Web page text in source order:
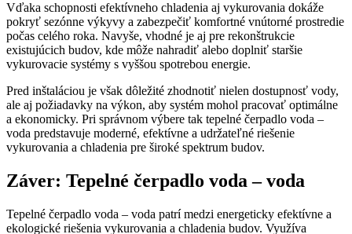
Vďaka schopnosti efektívneho chladenia aj vykurovania dokáže
pokryť sezónne výkyvy a zabezpečiť komfortné vnútorné prostredie
počas celého roka. Navyše, vhodné je aj pre rekonštrukcie
existujúcich budov, kde môže nahradiť alebo doplniť staršie
vykurovacie systémy s vyššou spotrebou energie.
Pred inštaláciou je však dôležité zhodnotiť nielen dostupnosť vody,
ale aj požiadavky na výkon, aby systém mohol pracovať optimálne
a ekonomicky. Pri správnom výbere tak tepelné čerpadlo voda –
voda predstavuje moderné, efektívne a udržateľné riešenie
vykurovania a chladenia pre široké spektrum budov.
Záver: Tepelné čerpadlo voda – voda
Tepelné čerpadlo voda – voda patrí medzi energeticky efektívne a
ekologické riešenia vykurovania a chladenia budov. Využíva